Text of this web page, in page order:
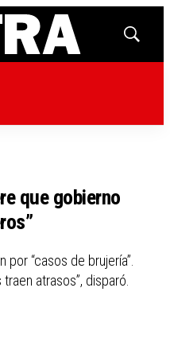
Mostrar
que gobierno
“casos de brujería”.
atrasos”, disparó.